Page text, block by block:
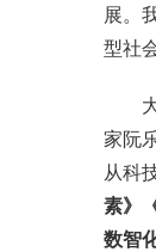
展。
型社
家阮
从科
素》
数智